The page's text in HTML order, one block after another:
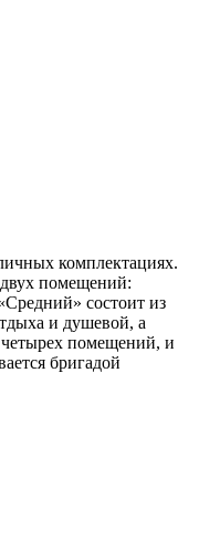
комплектациях.
помещений:
состоит из
и душевой, а
помещений, и
бригадой